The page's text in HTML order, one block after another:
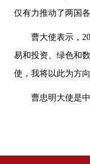
仅有力推动了两国
曹大使表示，
易和投资、绿色和
使，我将以此为方
曹忠明大使是